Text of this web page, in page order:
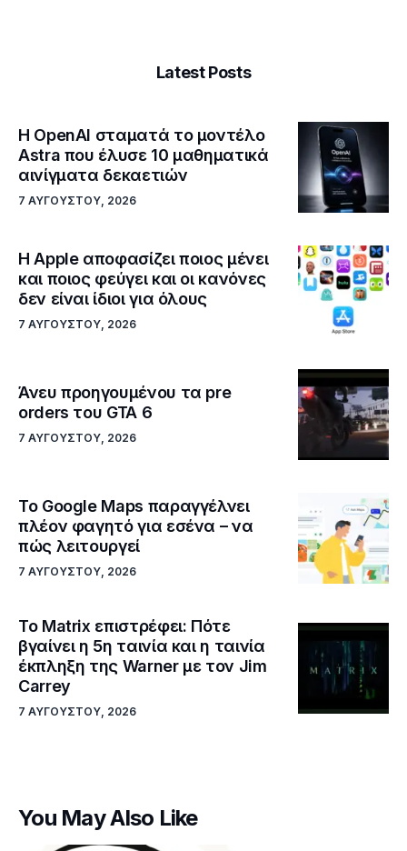
Latest Posts
Η OpenAI σταματά το μοντέλο
Astra που έλυσε 10 μαθηματικά
αινίγματα δεκαετιών
7 ΑΥΓΟΎΣΤΟΥ, 2026
Η Apple αποφασίζει ποιος μένει
και ποιος φεύγει και οι κανόνες
δεν είναι ίδιοι για όλους
7 ΑΥΓΟΎΣΤΟΥ, 2026
Άνευ προηγουμένου τα pre
orders του GTA 6
7 ΑΥΓΟΎΣΤΟΥ, 2026
Το Google Maps παραγγέλνει
πλέον φαγητό για εσένα – να
πώς λειτουργεί
7 ΑΥΓΟΎΣΤΟΥ, 2026
Το Matrix επιστρέφει: Πότε
βγαίνει η 5η ταινία και η ταινία
έκπληξη της Warner με τον Jim
Carrey
7 ΑΥΓΟΎΣΤΟΥ, 2026
You May Also Like